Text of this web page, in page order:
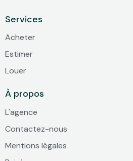
Services
Acheter
Estimer
Louer
À propos
L'agence
Contactez-nous
Mentions légales